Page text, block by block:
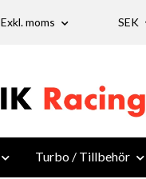
Exkl. moms SEK
Turbo / Tillbehör